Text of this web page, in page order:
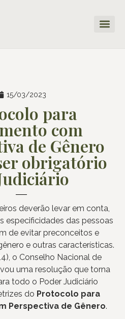
15/03/2023
para
com
de Gênero
obrigatório
deverão levar em conta,
especificidades das pessoas
de evitar preconceitos e
e outras características.
o Conselho Nacional de
uma resolução que torna
todo o Poder Judiciário
do Protocolo para
Perspectiva de Gênero.